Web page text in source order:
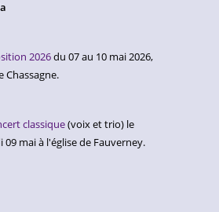
2026du 07 au 10 mai 2026,
Chassagne.
classique(voix et trio) le
09 mai à l'église de Fauverney.